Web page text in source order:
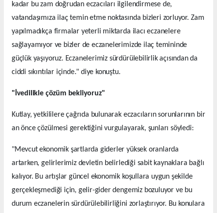
kadar bu zam doğrudan eczacıları ilgilendirmese de,
vatandaşımıza ilaç temin etme noktasında bizleri zorluyor. Zam
yapılmadıkça firmalar yeterli miktarda ilacı eczanelere
sağlayamıyor ve bizler de eczanelerimizde ilaç temininde
güçlük yaşıyoruz. Eczanelerimiz sürdürülebilirlik açısından da
ciddi sıkıntılar içinde." diye konuştu.
"İvedilikle çözüm bekliyoruz"
Kutlay, yetkililere çağrıda bulunarak eczacıların sorunlarının bir
an önce çözülmesi gerektiğini vurgulayarak, şunları söyledi:
"Mevcut ekonomik şartlarda giderler yüksek oranlarda
artarken, gelirlerimiz devletin belirlediği sabit kaynaklara bağlı
kalıyor. Bu artışlar güncel ekonomik koşullara uygun şekilde
gerçekleşmediği için, gelir-gider dengemiz bozuluyor ve bu
durum eczanelerin sürdürülebilirliğini zorlaştırıyor. Bu konulara